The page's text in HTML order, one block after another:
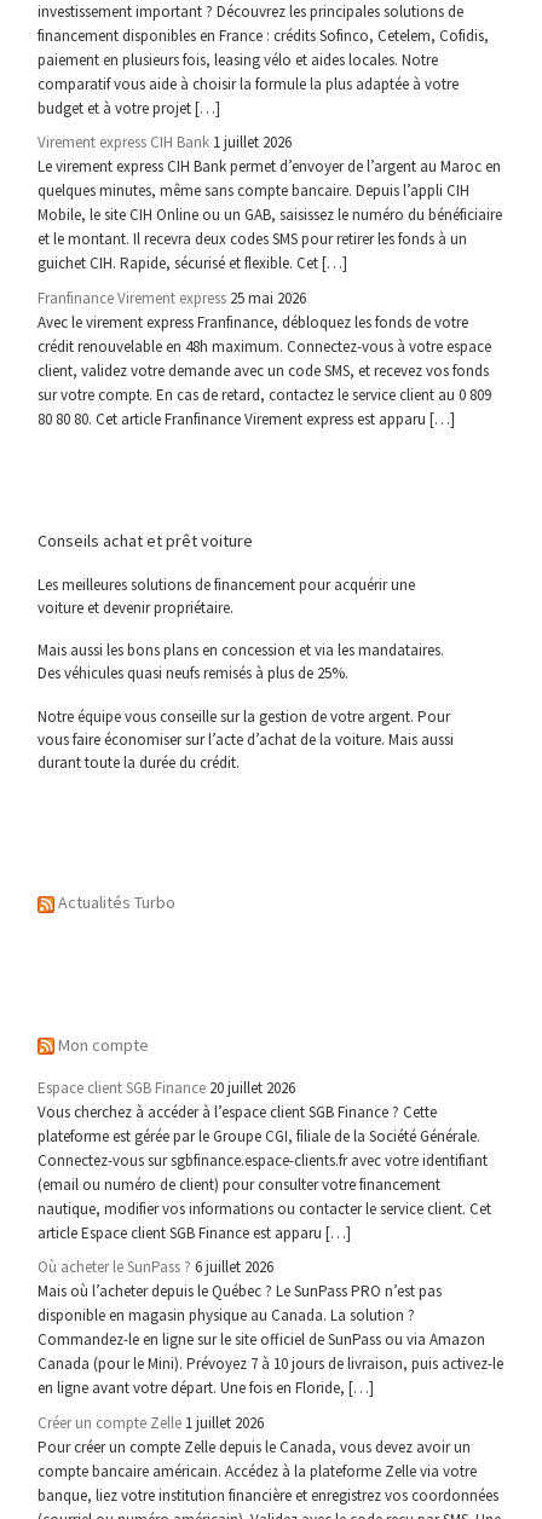
investissement important ? Découvrez les principales solutions de
financement disponibles en France : crédits Sofinco, Cetelem, Cofidis,
paiement en plusieurs fois, leasing vélo et aides locales. Notre
comparatif vous aide à choisir la formule la plus adaptée à votre
budget et à votre projet […]
Virement express CIH Bank 1 juillet 2026
Le virement express CIH Bank permet d’envoyer de l’argent au Maroc en
quelques minutes, même sans compte bancaire. Depuis l’appli CIH
Mobile, le site CIH Online ou un GAB, saisissez le numéro du bénéficiaire
et le montant. Il recevra deux codes SMS pour retirer les fonds à un
guichet CIH. Rapide, sécurisé et flexible. Cet […]
Franfinance Virement express 25 mai 2026
Avec le virement express Franfinance, débloquez les fonds de votre
crédit renouvelable en 48h maximum. Connectez-vous à votre espace
client, validez votre demande avec un code SMS, et recevez vos fonds
sur votre compte. En cas de retard, contactez le service client au 0 809
80 80 80. Cet article Franfinance Virement express est apparu […]
Conseils achat et prêt voiture
Les meilleures solutions de financement pour acquérir une
voiture et devenir propriétaire.
Mais aussi les bons plans en concession et via les mandataires.
Des véhicules quasi neufs remisés à plus de 25%.
Notre équipe vous conseille sur la gestion de votre argent. Pour
vous faire économiser sur l’acte d’achat de la voiture. Mais aussi
durant toute la durée du crédit.
Actualités Turbo
Mon compte
Espace client SGB Finance 20 juillet 2026
Vous cherchez à accéder à l’espace client SGB Finance ? Cette
plateforme est gérée par le Groupe CGI, filiale de la Société Générale.
Connectez-vous sur sgbfinance.espace-clients.fr avec votre identifiant
(email ou numéro de client) pour consulter votre financement
nautique, modifier vos informations ou contacter le service client. Cet
article Espace client SGB Finance est apparu […]
Où acheter le SunPass ? 6 juillet 2026
Mais où l’acheter depuis le Québec ? Le SunPass PRO n’est pas
disponible en magasin physique au Canada. La solution ?
Commandez-le en ligne sur le site officiel de SunPass ou via Amazon
Canada (pour le Mini). Prévoyez 7 à 10 jours de livraison, puis activez-le
en ligne avant votre départ. Une fois en Floride, […]
Créer un compte Zelle 1 juillet 2026
Pour créer un compte Zelle depuis le Canada, vous devez avoir un
compte bancaire américain. Accédez à la plateforme Zelle via votre
banque, liez votre institution financière et enregistrez vos coordonnées